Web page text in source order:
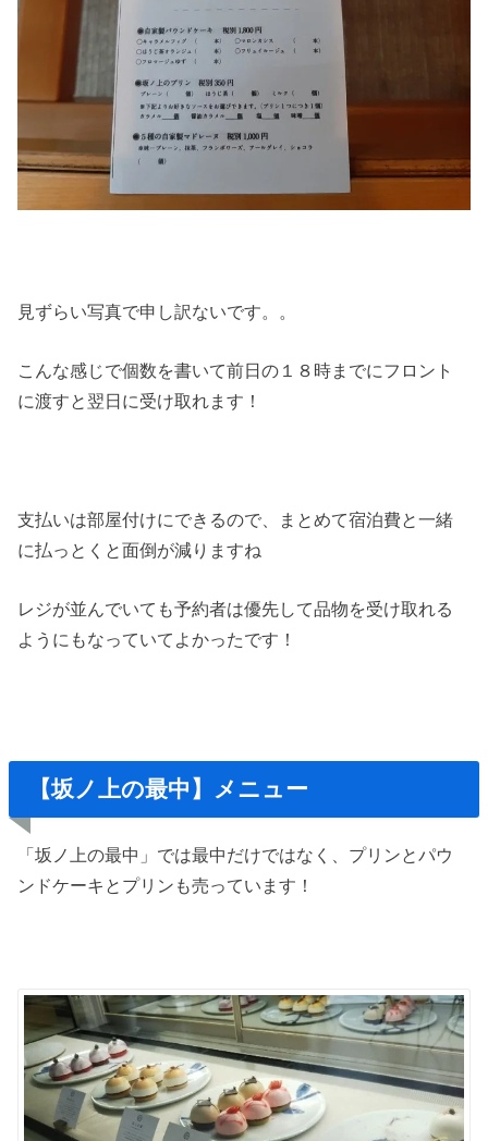
見ずらい写真で申し訳ないです。。
こんな感じで個数を書いて前日の１８時までにフロント
に渡すと翌日に受け取れます！
支払いは部屋付けにできるので、まとめて宿泊費と一緒
に払っとくと面倒が減りますね
レジが並んでいても予約者は優先して品物を受け取れる
ようにもなっていてよかったです！
【坂ノ上の最中】メニュー
「坂ノ上の最中」では最中だけではなく、プリンとパウ
ンドケーキとプリンも売っています！